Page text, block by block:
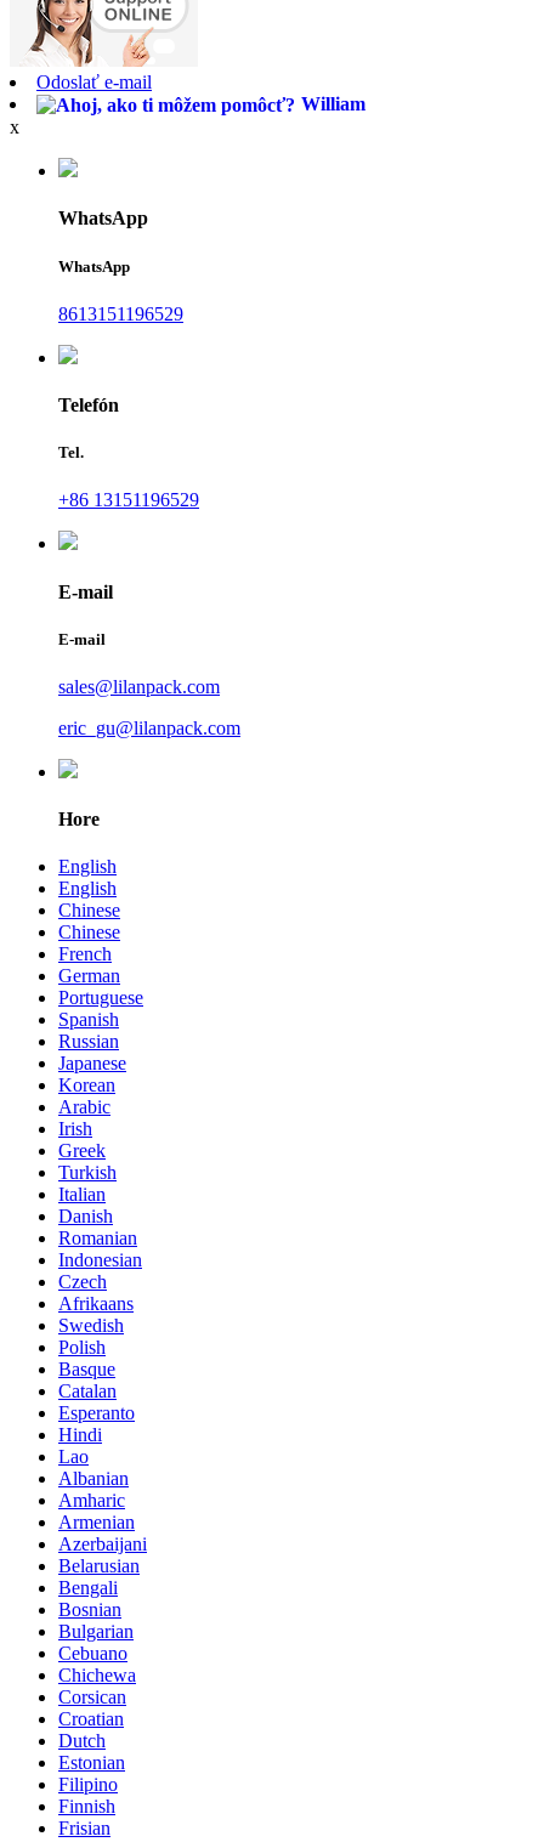
Odoslať e-mail
William
x
WhatsApp
WhatsApp
8613151196529
Telefón
Tel.
+86 13151196529
E-mail
E-mail
sales@lilanpack.com
eric_gu@lilanpack.com
Hore
English
English
Chinese
Chinese
French
German
Portuguese
Spanish
Russian
Japanese
Korean
Arabic
Irish
Greek
Turkish
Italian
Danish
Romanian
Indonesian
Czech
Afrikaans
Swedish
Polish
Basque
Catalan
Esperanto
Hindi
Lao
Albanian
Amharic
Armenian
Azerbaijani
Belarusian
Bengali
Bosnian
Bulgarian
Cebuano
Chichewa
Corsican
Croatian
Dutch
Estonian
Filipino
Finnish
Frisian